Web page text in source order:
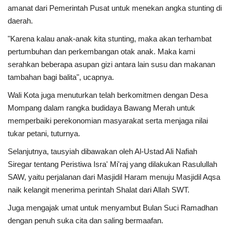
amanat dari Pemerintah Pusat untuk menekan angka stunting di
daerah.
"Karena kalau anak-anak kita stunting, maka akan terhambat
pertumbuhan dan perkembangan otak anak. Maka kami
serahkan beberapa asupan gizi antara lain susu dan makanan
tambahan bagi balita", ucapnya.
Wali Kota juga menuturkan telah berkomitmen dengan Desa
Mompang dalam rangka budidaya Bawang Merah untuk
memperbaiki perekonomian masyarakat serta menjaga nilai
tukar petani, tuturnya.
Selanjutnya, tausyiah dibawakan oleh Al-Ustad Ali Nafiah
Siregar tentang Peristiwa Isra' Mi'raj yang dilakukan Rasulullah
SAW, yaitu perjalanan dari Masjidil Haram menuju Masjidil Aqsa
naik kelangit menerima perintah Shalat dari Allah SWT.
Juga mengajak umat untuk menyambut Bulan Suci Ramadhan
dengan penuh suka cita dan saling bermaafan.